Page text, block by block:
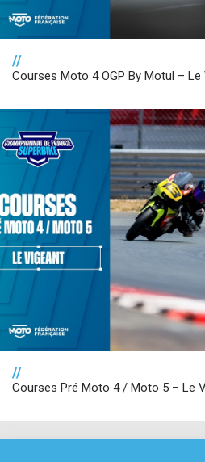
//
Courses Moto 4 OGP By Motul – Le
//
Courses Pré Moto 4 / Moto 5 – Le